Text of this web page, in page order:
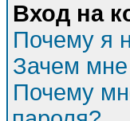
Вход на
Почему я
Зачем мне
Почему